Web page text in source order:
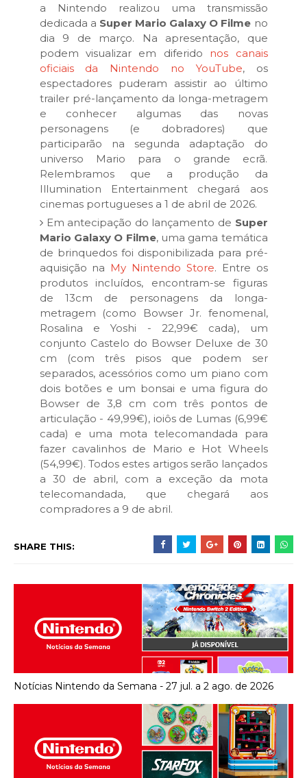
a Nintendo realizou uma transmissão
dedicada a Super Mario Galaxy O Filme no
dia 9 de março. Na apresentação, que
podem visualizar em diferido nos canais
oficiais da Nintendo no YouTube, os
espectadores puderam assistir ao último
trailer pré-lançamento da longa-metragem
e conhecer algumas das novas
personagens (e dobradores) que
participarão na segunda adaptação do
universo Mario para o grande ecrã.
Relembramos que a produção da
Illumination Entertainment chegará aos
cinemas portugueses a 1 de abril de 2026.
Em antecipação do lançamento de Super
Mario Galaxy O Filme, uma gama temática
de brinquedos foi disponibilizada para pré-
aquisição na My Nintendo Store. Entre os
produtos incluídos, encontram-se figuras
de 13cm de personagens da longa-
metragem (como Bowser Jr. fenomenal,
Rosalina e Yoshi - 22,99€ cada), um
conjunto Castelo do Bowser Deluxe de 30
cm (com três pisos que podem ser
separados, acessórios como um piano com
dois botões e um bonsai e uma figura do
Bowser de 3,8 cm com três pontos de
articulação - 49,99€), ioiôs de Lumas (6,99€
cada) e uma mota telecomandada para
fazer cavalinhos de Mario e Hot Wheels
(54,99€). Todos estes artigos serão lançados
a 30 de abril, com a exceção da mota
telecomandada, que chegará aos
compradores a 9 de abril.
SHARE THIS:
Notícias Nintendo da Semana - 27 jul. a 2 ago. de 2026